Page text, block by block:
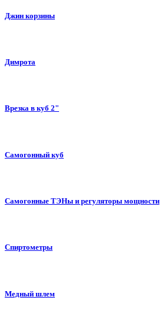
Джин корзины
Димрота
Врезка в куб 2"
Самогонный куб
Самогонные ТЭНы и регуляторы мощности
Спиртометры
Медный шлем